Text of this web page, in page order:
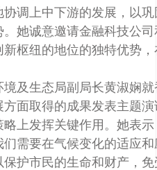
协调上中下游的发展，以
。她诚意邀请金融科技公
新枢纽的地位的独特优势，
境及生态局副局长黄淑娴
方面取得的成果发表主题
略上发挥关键作用。她表
们需要在气候变化的适应
保护市民的生命和财产，